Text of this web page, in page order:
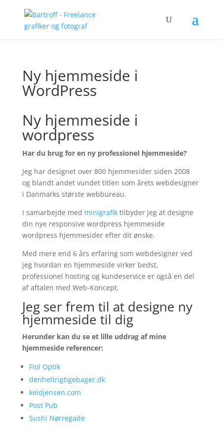
Ny hjemmeside i
WordPress
Ny hjemmeside i
wordpress
Har du brug for en ny professionel hjemmeside?
Jeg har designet over 800 hjemmesider siden 2008
og blandt andet vundet titlen som årets webdesigner
i Danmarks største webbureau.
I samarbejde med minigrafiktilbyder jeg at designe
din nye responsive wordpress hjemmeside
wordpress hjemmesider efter dit ønske.
Med mere end 6 års erfaring som webdesigner ved
jeg hvordan en hjemmeside virker bedst,
professionel hosting og kundeservice er også en del
af aftalen med Web-Koncept.
Jeg ser frem til at designe ny
hjemmeside til dig
Herunder kan du se et lille uddrag af mine
hjemmeside referencer:
Fiol Optik
denheltrigtigebager.dk
keldjensen.com
Post Pub
Sushi Nørregade